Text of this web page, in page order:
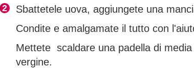
Sbattetele uova, aggiungete una
Condite e amalgamate il tutto con
Mettete scaldare una padella di
vergine.